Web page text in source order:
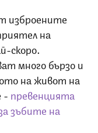
изброените
на
скоро.
много бързо и
на живот на
- превенцията
зъбите на